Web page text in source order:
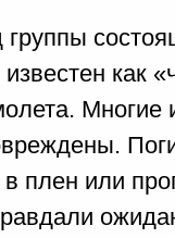
как
Многие
плен или